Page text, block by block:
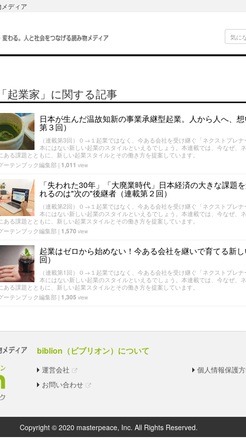
ディア
「起業家」に関する記事
日本が生んだ温故知新の事業承継型起業。人から人へ、
第３回）
（連載第3回）０→１起業ではなく、今ある会社を受け継ぐ「ネクストプレ
本にはない新しい起業のスタイルといえるでしょう。本連載では、今なぜ、
ある課題とともに、新しい起業スタイルとその働き方を提案しています。
ーテンブック編集部 | 1,011 view
「失われた30年」「大廃業時代」日本経済の大きな課題
れるのは"次の"後継者（連載第２回）
（連載第2回）０→１起業ではなく、今ある会社を受け継ぐ「ネクストプレ
本にはない新しい起業のスタイルといえるでしょう。本連載では、今なぜ、
ある課題とともに、新しい起業スタイルとその働き方を提案しています。
ーテンブック編集部 | 1,570 view
起業はゼロから始めない！今ある会社を継いで育てる新
回）
（連載第1回）０→１起業ではなく、今ある会社を受け継ぐ「ネクストプレ
本にはない新しい起業のスタイルといえるでしょう。本連載では、今なぜ、
ある課題とともに、新しい起業スタイルとその働き方を提案しています。
ーテンブック編集部 | 1,305 view
biblion（ビブリオン）について
運営会社
個人情報保護
お問い合わせ
Copyright © 2020 masterpeace, Inc. All Rights Reserved.